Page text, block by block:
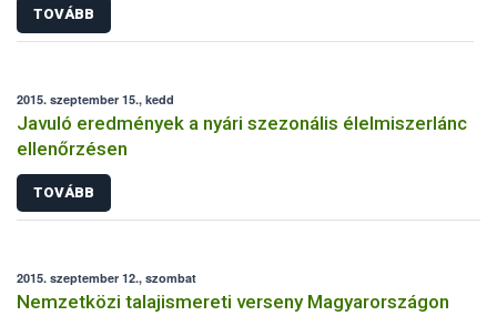
TOVÁBB
2015. szeptember 15., kedd
Javuló eredmények a nyári szezonális élelmiszerlánc
ellenőrzésen
TOVÁBB
2015. szeptember 12., szombat
Nemzetközi talajismereti verseny Magyarországon